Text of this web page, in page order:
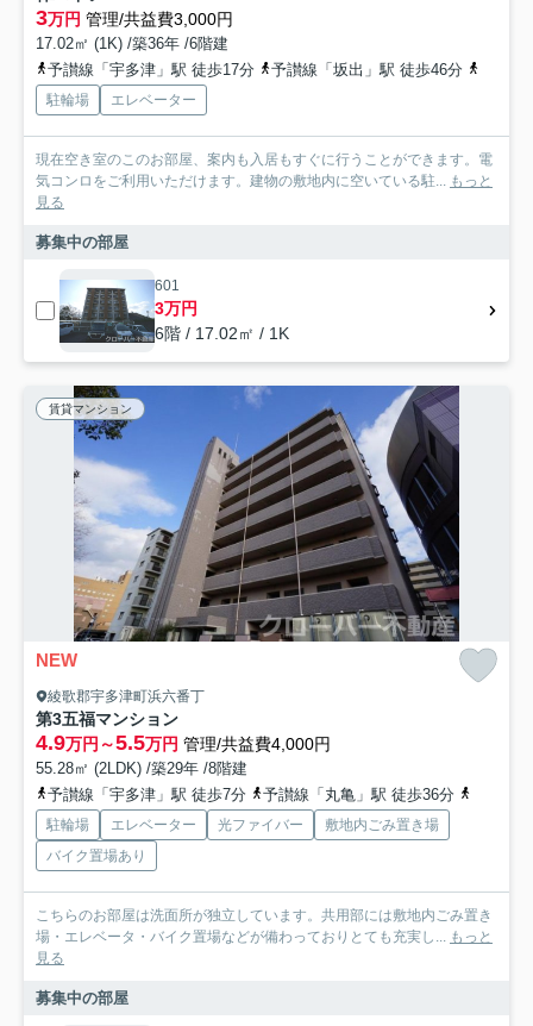
3万円 管理/共益費3,000円
17.02㎡ (1K) /築36年 /6階建
予讃線「宇多津」駅 徒歩17分
予讃線「坂出」駅 徒歩46分
駐輪場 エレベーター
現在空き室のこのお部屋、案内も入居もすぐに行うことができます。電
気コンロをご利用いただけます。建物の敷地内に空いている駐... もっと
見る
募集中の部屋
601
3万円
6階 / 17.02㎡ / 1K
賃貸マンション
NEW
綾歌郡宇多津町浜六番丁
第3五福マンション
4.9万円～5.5万円 管理/共益費4,000円
55.28㎡ (2LDK) /築29年 /8階建
予讃線「宇多津」駅 徒歩7分
予讃線「丸亀」駅 徒歩36分
駐輪場 エレベーター 光ファイバー
敷地内ごみ置き場
バイク置場あり
こちらのお部屋は洗面所が独立しています。共用部には敷地内ごみ置き
場・エレベータ・バイク置場などが備わっておりとても充実し... もっと
見る
募集中の部屋